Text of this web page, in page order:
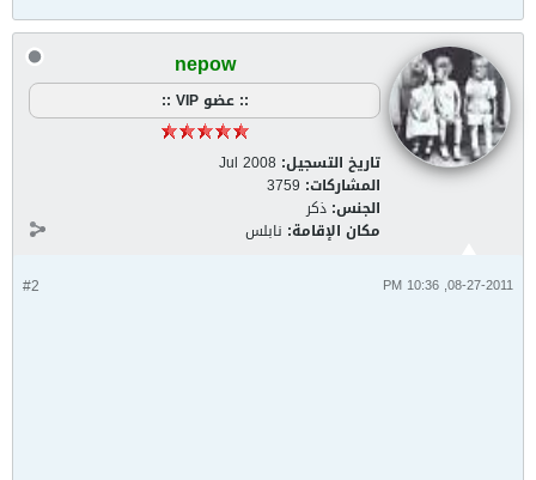
nepow
:: عضو VIP ::
تاريخ التسجيل: Jul 2008
المشاركات: 3759
الجنس: ذكر
مكان الإقامة: نابلس
#2 08-27-2011, 10:36 PM